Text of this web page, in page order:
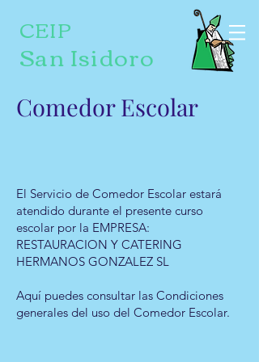
CEIP
San Isidoro
Comedor Escolar
El Servicio de Comedor Escolar estará
atendido durante el presente curso
escolar por la EMPRESA:
RESTAURACION Y CATERING
HERMANOS GONZALEZ SL
Aquí puedes consultar las Condiciones
generales del uso del Comedor Escolar.